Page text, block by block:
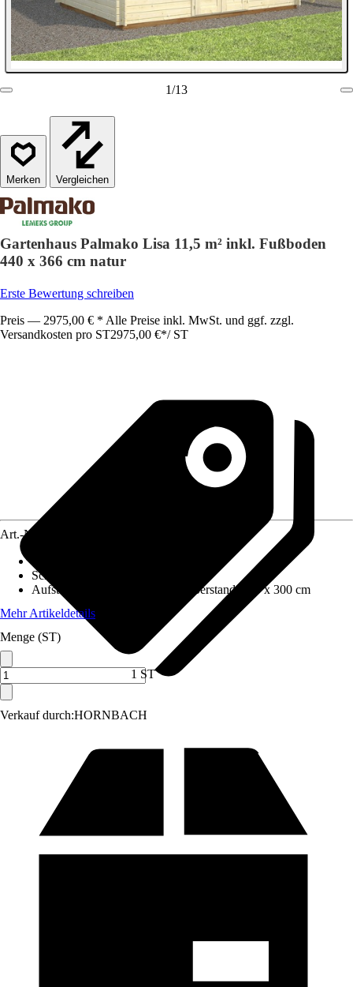
1/13
Vergleichen
Gartenhaus Palmako Lisa 11,5 m² inkl. Fußboden
440 x 366 cm natur
Erste Bewertung schreiben
Preis — 2975,00 € * Alle Preise inkl. MwSt. und ggf. zzgl.
Versandkosten pro ST2975,00 €*/ ST
Verkauf durch:HORNBACH
Art.-Nr.
Schneelast
Aufstellmaße B x T ohne Dachüberstand:
400 x 300 cm
Mehr Artikeldetails
Menge (ST)
1 ST